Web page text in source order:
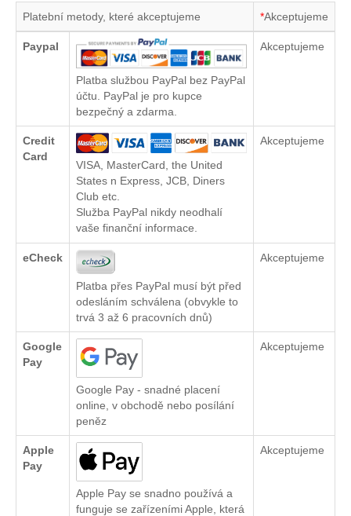
Platební metody, které akceptujeme *Akceptujeme
Paypal
Platba službou PayPal bez PayPal
účtu. PayPal je pro kupce
bezpečný a zdarma.
Akceptujeme
Credit
Card
VISA, MasterCard, the United
States n Express, JCB, Diners
Club etc.
Služba PayPal nikdy neodhalí
vaše finanční informace.
Akceptujeme
eCheck
Platba přes PayPal musí být před
odesláním schválena (obvykle to
trvá 3 až 6 pracovních dnů)
Akceptujeme
Google
Pay
Google Pay - snadné placení
online, v obchodě nebo posílání
peněz
Akceptujeme
Apple
Pay
Apple Pay se snadno používá a
funguje se zařízeními Apple, která
Akceptujeme